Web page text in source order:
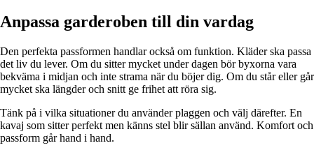
Anpassa garderoben till din vardag
Den perfekta passformen handlar också om funktion. Kläder ska passa
det liv du lever. Om du sitter mycket under dagen bör byxorna vara
bekväma i midjan och inte strama när du böjer dig. Om du står eller går
mycket ska längder och snitt ge frihet att röra sig.
Tänk på i vilka situationer du använder plaggen och välj därefter. En
kavaj som sitter perfekt men känns stel blir sällan använd. Komfort och
passform går hand i hand.